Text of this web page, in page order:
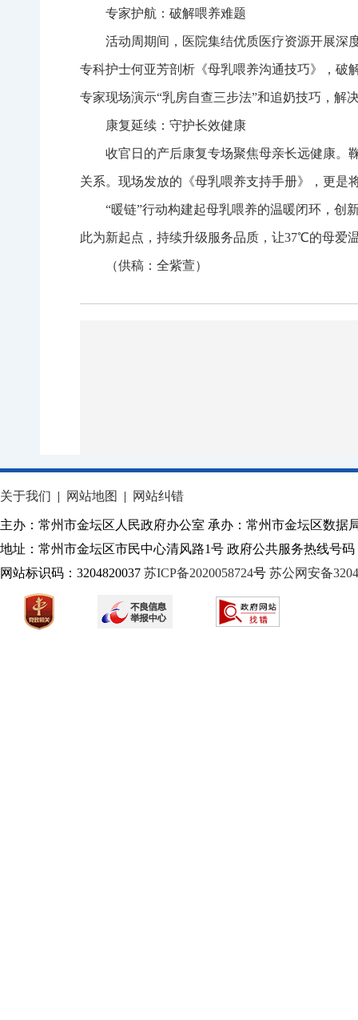
专家护航：破解喂养难题
活动周期间，医院集结优质医疗资源开展深
专科护士何亚芳剖析《母乳喂养沟通技巧》，破
专家现场演示“乳房自查三步法”和追奶技巧，解
康复延续：守护长效健康
收官日的产后康复专场聚焦母亲长远健康。
关系。现场发放的《母乳喂养支持手册》，更是
“暖链”行动构建起母乳喂养的温暖闭环，
此为新起点，持续升级服务品质，让37℃的母爱
（供稿：全紫萱）
关于我们 | 网站地图 | 网站纠错
主办：常州市金坛区人民政府办公室 承办：常州市金坛区数据
地址：常州市金坛区市民中心清风路1号 政府公共服务热线号码
网站标识码：3204820037 苏ICP备2020058724号 苏公网安备